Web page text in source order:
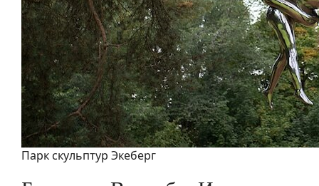
Парк скульптур Экеберг